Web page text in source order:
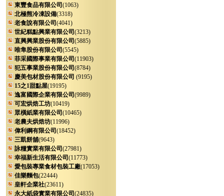
東豐食品有限公司 (1063)
北極熊冷凍設備(3318)
老食說有限公司 (4041)
世紀糕點興業有限公司 (3213)
直興興業股份有限公司 (5885)
唯隼股份有限公司 (5545)
菲采國際事業有限公司 (11903)
犯五事業股份有限公司 (8784)
慶美包材股份有限公司 (9195)
15之1甜點屋(19195)
逸富國際企業有限公司 (9989)
可宏烘焙工坊(10419)
眾橫紙業有限公司 (10465)
老農夫烘焙坊(11996)
偉利鋼有限公司 (18452)
三凱餅舖(9643)
詠糧實業有限公司 (27981)
幸福新生活有限公司 (11773)
愛包裝專業食材包裝工廠(17053)
佳樂麵包(22444)
皇軒企業社(23611)
永大紙袋實業有限公司 (24835)